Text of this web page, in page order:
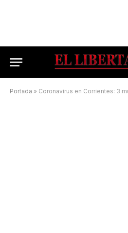
Portada » Coronavirus en Corrientes: 3